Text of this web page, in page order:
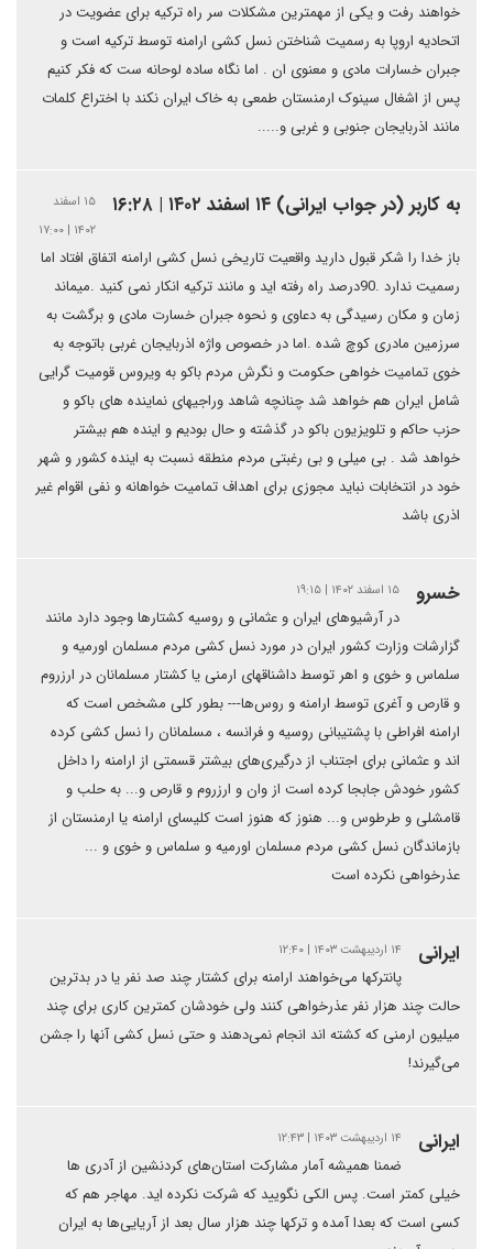
خواهند رفت و یکی از مهمترین مشکلات سر راه ترکیه برای عضویت در
اتحادیه اروپا به رسمیت شناختن نسل کشی ارامنه توسط ترکیه است و
جبران خسارات مادی و معنوی ان . اما نگاه ساده لوحانه ست که فکر کنیم
پس از اشغال سینوک ارمنستان طمعی به خاک ایران نکند با اختراع کلمات
مانند اذربایجان جنوبی و غربی و.....
به کاربر (در جواب ایرانی) ۱۴ اسفند ۱۴۰۲ | ۱۶:۲۸
۱۵ اسفند
۱۴۰۲ | ۱۷:۰۰
باز خدا را شکر قبول دارید واقعیت تاریخی نسل کشی ارامنه اتفاق افتاد اما
رسمیت ندارد .90درصد راه رفته اید و مانند ترکیه انکار نمی کنید .میماند
زمان و مکان رسیدگی به دعاوی و نحوه جبران خسارت مادی و برگشت به
سرزمین مادری کوچ شده .اما در خصوص واژه اذربایجان غربی باتوجه به
خوی تمامیت خواهی حکومت و نگرش مردم باکو به ویروس قومیت گرایی
شامل ایران هم خواهد شد چنانچه شاهد وراجیهای نماینده های باکو و
حزب حاکم و تلویزیون باکو در گذشته و حال بودیم و اینده هم بیشتر
خواهد شد . بی میلی و بی رغبتی مردم منطقه نسبت به اینده کشور و شهر
خود در انتخابات نباید مجوزی برای اهداف تمامیت خواهانه و نفی اقوام غیر
اذری باشد
خسرو ۱۵ اسفند ۱۴۰۲ | ۱۹:۱۵
در آرشیوهای ایران و عثمانی و روسیه کشتارها وجود دارد مانند
گزارشات وزارت کشور ایران در مورد نسل کشی مردم مسلمان اورمیه و
سلماس و خوی و اهر توسط داشناقهای ارمنی یا کشتار مسلمانان در ارزروم
و قارص و آغری توسط ارامنه و روس‌ها--- بطور کلی مشخص است که
ارامنه افراطی با پشتیبانی روسیه و فرانسه ، مسلمانان را نسل کشی کرده
اند و عثمانی برای اجتناب از درگیری‌های بیشتر قسمتی از ارامنه را داخل
کشور خودش جابجا کرده است از وان و ارزروم و قارص و... به حلب و
قامشلی و طرطوس و... هنوز که هنوز است کلیسای ارامنه یا ارمنستان از
بازماندگان نسل کشی مردم مسلمان اورمیه و سلماس و خوی و ...
عذرخواهی نکرده است
ایرانی ۱۴ اردیبهشت ۱۴۰۳ | ۱۲:۴۰
پانترکها می‌خواهند ارامنه برای کشتار چند صد نفر یا در بدترین
حالت چند هزار نفر عذرخواهی کنند ولی خودشان کمترین کاری برای چند
میلیون ارمنی که کشته اند انجام نمی‌دهند و حتی نسل کشی آنها را جشن
می‌گیرند!
ایرانی ۱۴ اردیبهشت ۱۴۰۳ | ۱۲:۴۳
ضمنا همیشه آمار مشارکت استان‌های کردنشین از آدری ها
خیلی کمتر است. پس الکی نگویید که شرکت نکرده اید. مهاجر هم که
کسی است که بعدا آمده و ترکها چند هزار سال بعد از آریایی‌ها به ایران